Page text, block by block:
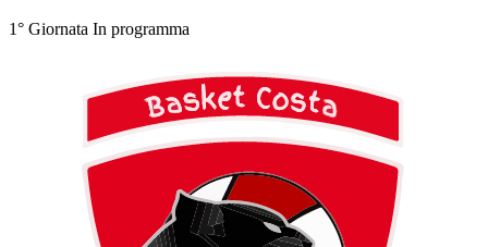
1° Giornata In programma